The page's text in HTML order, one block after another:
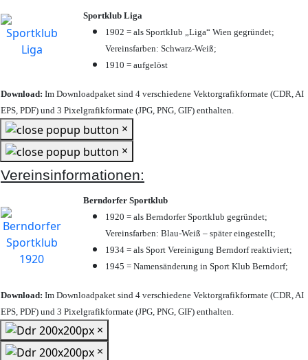
Sportklub Liga
1902 = als Sportklub „Liga“ Wien gegründet;
Vereinsfarben: Schwarz-Weiß;
1910 = aufgelöst
Download: Im Downloadpaket sind 4 verschiedene Vektorgrafikformate (CDR, AI
EPS, PDF) und 3 Pixelgrafikformate (JPG, PNG, GIF) enthalten.
×
×
Vereinsinformationen:
Berndorfer Sportklub
1920 = als Berndorfer Sportklub gegründet;
Vereinsfarben: Blau-Weiß – später eingestellt;
1934 = als Sport Vereinigung Berndorf reaktiviert;
1945 = Namensänderung in Sport Klub Berndorf;
Download: Im Downloadpaket sind 4 verschiedene Vektorgrafikformate (CDR, AI
EPS, PDF) und 3 Pixelgrafikformate (JPG, PNG, GIF) enthalten.
×
×